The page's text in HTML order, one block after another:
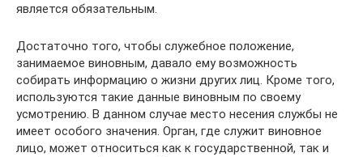
является обязательным.
Достаточно того, чтобы служебное положение,
занимаемое виновным, давало ему возможность
собирать информацию о жизни других лиц. Кроме того,
используются такие данные виновным по своему
усмотрению. В данном случае место несения службы не
имеет особого значения. Орган, где служит виновное
лицо, может относиться как к государственной, так и